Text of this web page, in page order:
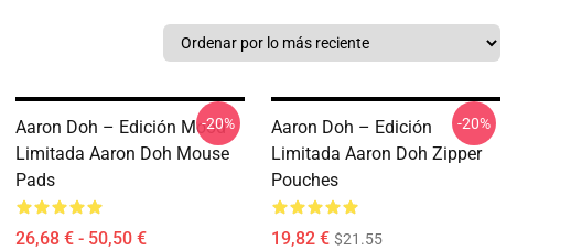
Aaron Doh – Edición Mood
Limitada Aaron Doh Mouse
Pads
26,68 € - 50,50 €
-20%
Aaron Doh – Edición
Limitada Aaron Doh Zipper
Pouches
19,82 € $21.55
-20%